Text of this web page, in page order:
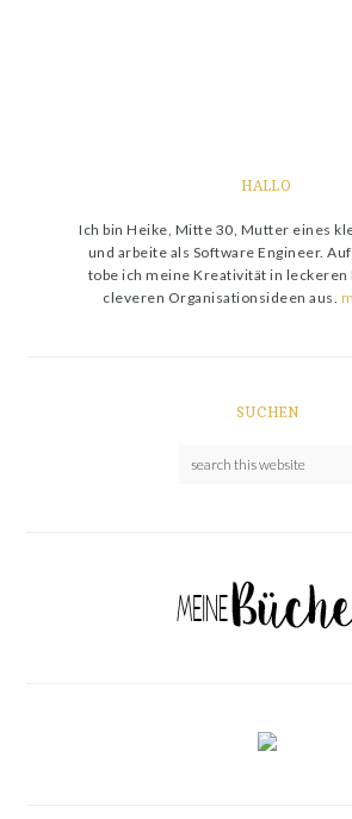
HALLO
Ich bin Heike, Mitte 30, Mutter eines
und arbeite als Software Engineer.
tobe ich meine Kreativität in leckeren
cleveren Organisationsideen aus.
SUCHEN